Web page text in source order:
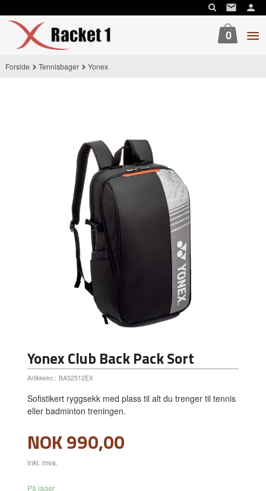
til
innholdet
0
Forside Tennisbager Yonex
Yonex Club Back Pack Sort
Artikkelnr.: BA52512EX
Sofistikert ryggsekk med plass til alt du trenger til tennis
eller badminton treningen.
Pris
NOK990,00
inkl. mva.
På lager